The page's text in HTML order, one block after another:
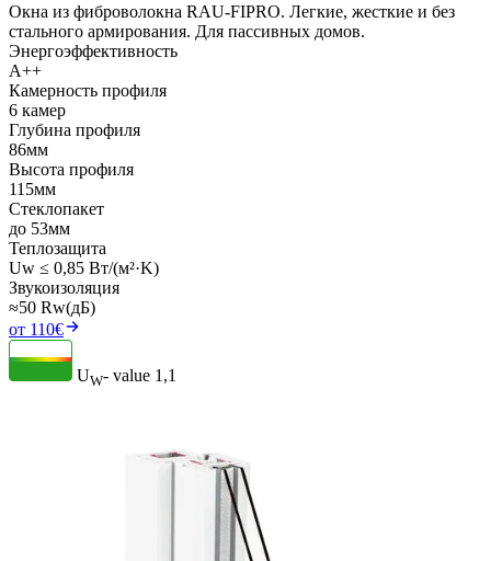
Окна из фиброволокна RAU-FIPRO. Легкие, жесткие и без
стального армирования. Для пассивных домов.
Энергоэффективность
A++
Камерность профиля
6 камер
Глубина профиля
86мм
Высота профиля
115мм
Стеклопакет
до 53мм
Теплозащита
Uw ≤ 0,85 Вт/(м²·K)
Звукоизоляция
≈50 Rw(дБ)
от 110€
UW- value 1,1